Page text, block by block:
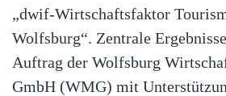
„dwif-Wirtschaftsfaktor
Wolfsburg“. Zentrale
Auftrag der Wolfsburg
GmbH (WMG) mit